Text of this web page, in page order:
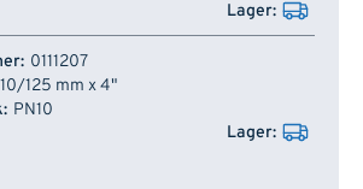
0111207
125 mm x 4"
PN10